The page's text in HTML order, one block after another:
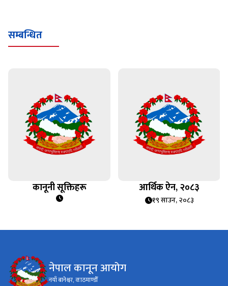
सम्बन्धित
कानूनी सूक्तिहरू आर्थिक ऐन, २०८३
१९ साउन, २०८३
नेपाल कानून आयोग
नयाँ बानेश्वर, काठमाण्डौँ